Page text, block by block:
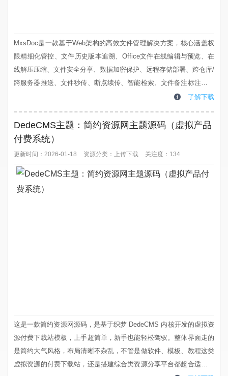
MxsDoc是一款基于Web架构的高效文件管理解决方案，核心涵盖权
限精细化管控、文件历史版本追溯、Office文件在线编辑与预览、在
线解压压缩、文件安全分享、数据加密保护、远程存储部署、跨仓库/
跨服务器推送、文件秒传、断点续传、智能检索、文件备注标注、本
地及异地自动备份、一键迁移等全方位功能，满足各类文件管理场景
档协同、团队协同办公、电子书籍管理、软件接口文档管控、自动数
据备份、网页版SVN/GI...
了解下载
DedeCMS主题：简约资源网主题源码（虚拟产品
付费系统）
更新时间：2026-01-18 资源分类： 上传下载 关注度：134
这是一款简约资源网源码，是基于织梦 DedeCMS 内核开发的虚拟资
源付费下载站模板，上手超简单，新手也能轻松驾驭。整体界面走的
是简约大气风格，布局清晰不杂乱，不管是做软件、模板、教程这类
虚拟资源的付费下载站，还是搭建综合类资源分享平台都超合适。后